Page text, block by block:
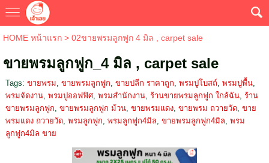
HOME หน้าแรก> 02ขายพรมลูกฟูก 4 มิล , carpet sale
ขายพรมลูกฟูก_4 มิล , carpet sale
Tags: ขายพรม, ขายพรมลูกฟูก, ขายปลีก ราคาถูก, พรมปูโบสถ์, พรมปูพื้น,
พรมจัดงาน, พรมปูออฟฟิศ, พรมสำนักงาน, ร้านขายพรมลูกฟูก ใกล้ฉัน, ร้าน
ขายพรมลูกฟูก, ขายพรมลูกฟูก ม้วน, ขายพรมแดง, ขายพรม ถวายวัด, ขาย
พรมแดง ถวายวัด, พรมลูกฟูก, พรมลูกฟูก4มิล, ขายพรมลูกฟูก4มิล, พรม
ลูกฟูก4มิล ขาย